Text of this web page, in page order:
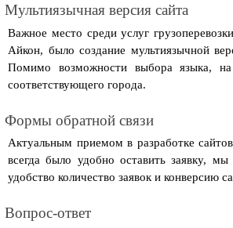
Мультиязычная версия сайта
Важное место среди услуг
Айкон, было создание мультиязычной
Помимо возможности выбора языка,
соответствующего города.
Формы обратной связи
Актуальным приемом в разработке
всегда было удобно оставить заявку,
удобство количество заявок и конверсию
Вопрос-ответ